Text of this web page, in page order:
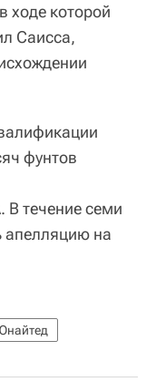
ходе которой
Саисса,
фунтов
В течение семи
апелляцию на